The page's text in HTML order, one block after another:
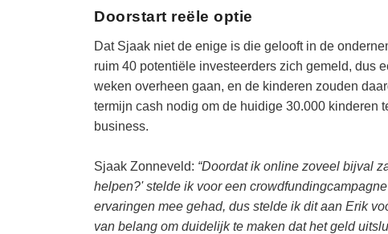
Doorstart reële optie
Dat Sjaak niet de enige is die gelooft in de
ruim 40 potentiële investeerders zich gemeld, dus
weken overheen gaan, en de kinderen zouden
termijn cash nodig om de huidige 30.000 kinderen
business.
Sjaak Zonneveld: “Doordat ik online zoveel bijval
helpen?' stelde ik voor een
ervaringen mee gehad, dus stelde ik dit aan Erik
van belang om duidelijk te maken dat het geld